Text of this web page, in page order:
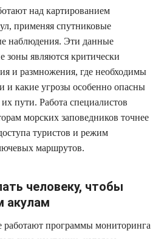
над картированием
применяя спутниковые
наблюдения. Эти данные
зоны являются критически
и размножения, где необходимы
и какие угрозы особенно опасны
пути. Работа специалистов
морских заповедников точнее
туристов и режим
маршрутов.
человеку, чтобы
акулам
работают программы мониторинга